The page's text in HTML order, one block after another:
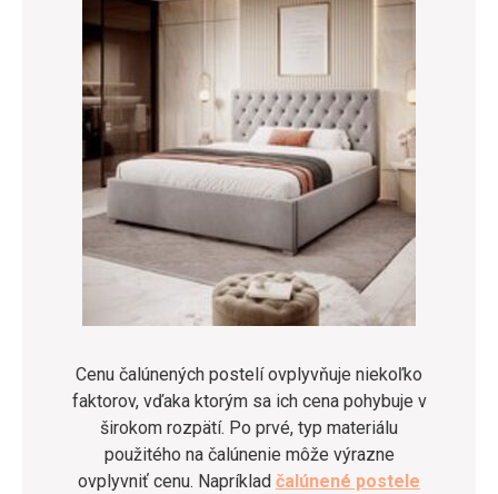
Cenu čalúnených postelí ovplyvňuje niekoľko
faktorov, vďaka ktorým sa ich cena pohybuje v
širokom rozpätí. Po prvé, typ materiálu
použitého na čalúnenie môže výrazne
ovplyvniť cenu. Napríklad čalúnené postele